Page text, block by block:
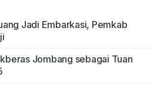
Jadi Embarkasi, Pemkab
Jombang sebagai Tuan